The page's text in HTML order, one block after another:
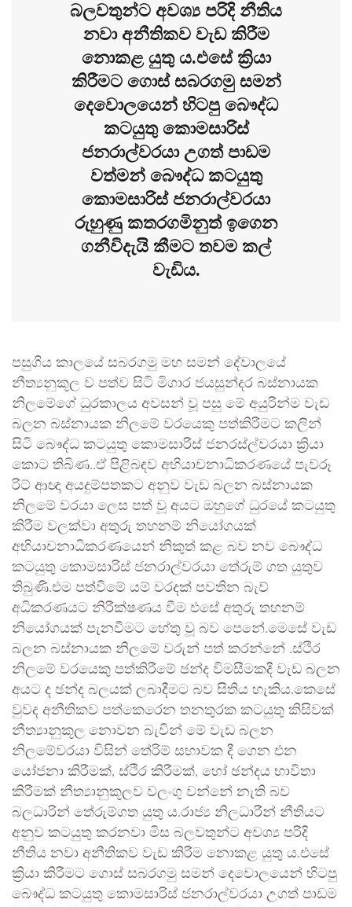
බලවතුන්ට අවශ්‍ය පරිදි නීතිය
නවා අනීතිකව වැඩ කිරීම
නොකළ යුතු ය.එසේ ක්‍රියා
කිරීමට ගොස් සබරගමු සමන්
දෙවොලයෙන් හිටපු බෞද්ධ
කටයුතු කොමසාරිස්
ජනරාල්වරයා උගත් පාඩම
වත්මන් බෞද්ධ කටයුතු
කොමසාරිස් ජනරාල්වරයා
රුහුණු කතරගමිනුත් ඉගෙන
ගනීවිදැයි කීමට තවම කල්
වැඩිය.
පසුගිය කාලයේ සබරගමු මහ සමන් දේවාලයේ
නීත්‍යනුකූල ව පත්ව සිටි මිගාර ජයසුන්දර බස්නායක
නිලමේගේ ධුරකාලය අවසන් වූ පසු මේ අයුරින්ම වැඩ
බලන බස්නායක නිලමේ වරයෙකු පත්කිරීමට කලින්
සිටි බෞද්ධ කටයුතු කොමසාරිස් ජනරස්ල්වරයා ක්‍රියා
කොට තිබිණ..ඒ පිළිබඳව අභියාචනාධිකරණයේ පැවරූ
රිට් ආඥා අයදුම්පතකට අනුව වැඩ බලන බස්නායක
නිලමේ වරයා ලෙස පත් වූ අයට ඔහුගේ ධුරයේ කටයුතු
කිරීම වලක්වා අතුරු තහනම් නියෝගයක්
අභියාචනාධිකරණයෙන් නිකුත් කළ බව නව බෞද්ධ
කටයුතු කොමසාරිස් ජනරාල්වරයා තේරුම් ගත යුතුව
තිබුණි.එම පත්වීමේ යම් වරදක් පවතින බැව්
අධිකරණයට නිරීක්ෂණය වීම එසේ අතුරු තහනම්
නියෝගයක් පැනවීමට හේතු වූ බව පෙනේ.මෙසේ වැඩ
බලන බස්නායක නිලමේ වරුන් පත් කරන්නේ .ස්ථිර
නිලමේ වරයෙකු පත්කිරීමේ ඡන්ද විමසීමකදී වැඩ බලන
අයට ද ඡන්ද බලයක් ලබාදීමට බව සිතිය හැකිය.කෙසේ
වුවද අනීතිකව පත්කෙරෙන තනතුරක කටයුතු කිසිවක්
නීත්‍යානුකූල නොවන බැවින් මේ වැඩ බලන
නිලමේවරයා විසින් තේරිම් සභාවක දී ගෙන එන
යෝජනා කිරීමක්, ස්ථිර කිරීමක්, හෝ ඡන්දය භාවිතා
කිරීමක් නීත්‍යානුකූලව වලංගු වන්නේ නැති බව
බලධාරින් තේරුම්ගත යුතු ය.රාජ්‍ය නිලධාරීන් නීතියට
අනුව කටයුතු කරනවා මිස බලවතුන්ට අවශ්‍ය පරිදි
නීතිය නවා අනීතිකව වැඩ කිරීම නොකළ යුතු ය.එසේ
ක්‍රියා කිරීමට ගොස් සබරගමු සමන් දෙවොලයෙන් හිටපු
බෞද්ධ කටයුතු කොමසාරිස් ජනරාල්වරයා උගත් පාඩම